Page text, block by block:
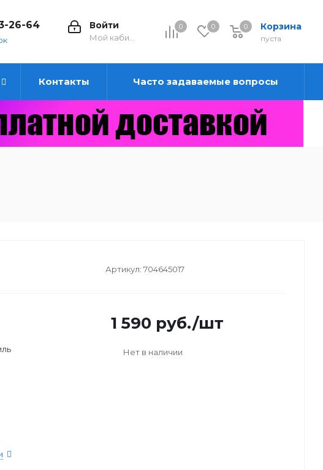
0 0 Корзина
0
пуста
0
Войти
26-64
Контакты Часто задаваемые вопросы
Артикул: 704645017
1 590 руб./шт
Нет в наличии